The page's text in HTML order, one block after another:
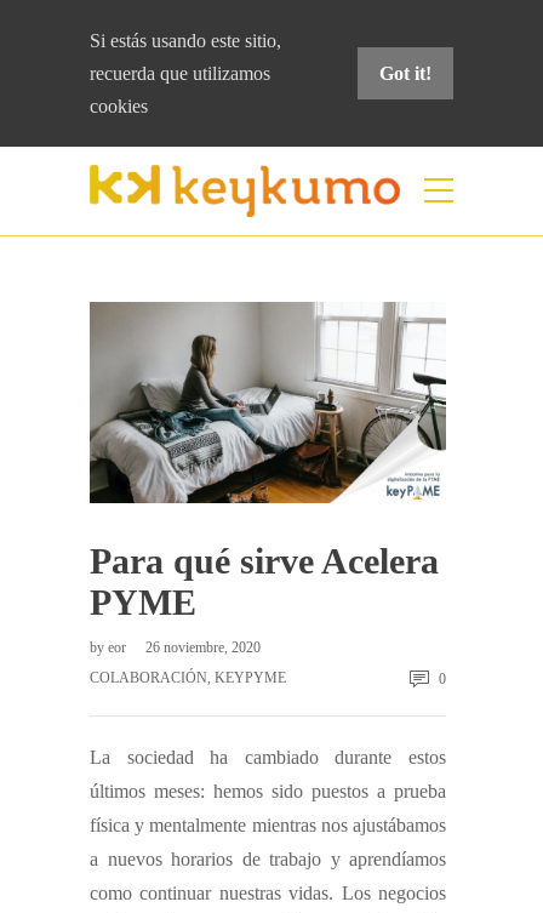
Si estás usando este sitio,
recuerda que utilizamos
cookies
Got it!
Home keyPYME
PYME
Para qué sirve Acelera
PYME
by eor
26 noviembre, 2020
COLABORACIÓN KEYPYME 0
La sociedad ha cambiado durante estos
últimos meses: hemos sido puestos a prueba
física y mentalmente mientras nos ajustábamos
a nuevos horarios de trabajo y aprendíamos
como continuar nuestras vidas. Los negocios